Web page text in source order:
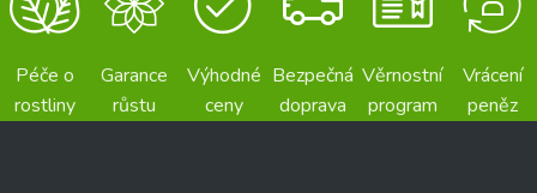
Péče o
rostliny
Garance
růstu
Výhodné
ceny
Bezpečná
doprava
Věrnostní
program
Vrácení
peněz